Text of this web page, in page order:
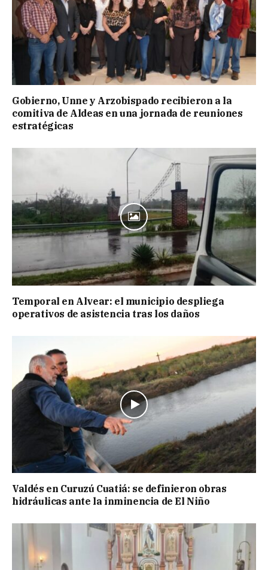
Gobierno, Unne y Arzobispado recibieron a la
comitiva de Aldeas en una jornada de reuniones
estratégicas
Temporal en Alvear: el municipio despliega
operativos de asistencia tras los daños
Valdés en Curuzú Cuatiá: se definieron obras
hidráulicas ante la inminencia de El Niño